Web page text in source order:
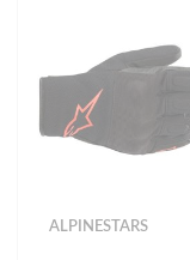
ALPINESTARS